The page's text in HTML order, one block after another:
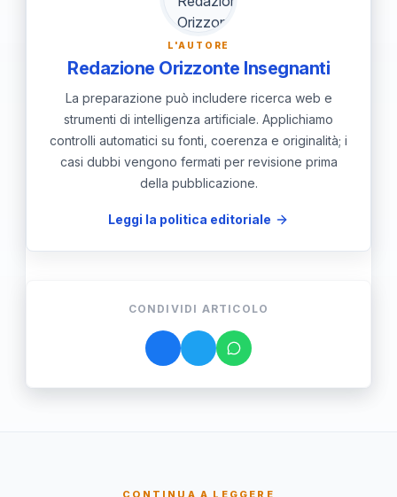
capacità di applicare le teorie apprese in
L'AUTORE
Redazione Orizzonte Insegnanti
La preparazione può includere ricerca web e
strumenti di intelligenza artificiale. Applichiamo
controlli automatici su fonti, coerenza e originalità; i
casi dubbi vengono fermati per revisione prima
della pubblicazione.
Leggi la politica editoriale
CONDIVIDI ARTICOLO
CONTINUA A LEGGERE